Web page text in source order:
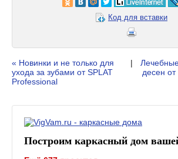
Код для вставки
« Новинки и не только для
ухода за зубами от SPLAT
Professional
|
десен
Построим каркасный дом